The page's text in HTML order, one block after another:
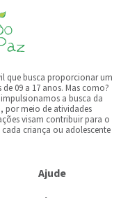
que busca proporcionar um
09 a 17 anos.​ ​Mas como?
a busca da
por meio de atividades
visam contribuir para o
criança ou adolescente
Ajude